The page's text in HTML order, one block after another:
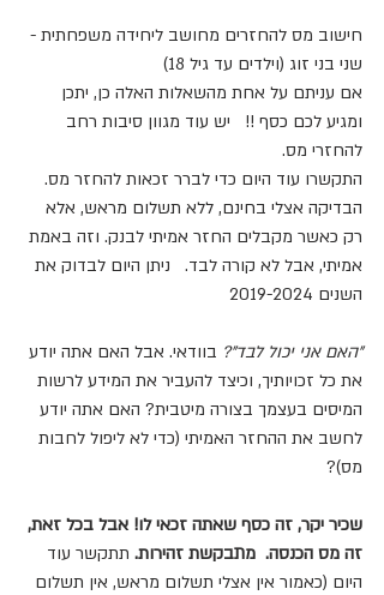
חישוב מס להחזרים מחושב ליחידה משפחתית -
שני בני זוג (וילדים עד גיל 18)
אם עניתם על אחת מהשאלות האלה כן, יתכן
ומגיע לכם כסף !!   יש עוד מגוון סיבות רחב
להחזרי מס.
התקשרו עוד היום כדי לברר זכאות להחזר מס.
הבדיקה אצלי בחינם, ללא תשלום מראש, אלא
רק כאשר מקבלים החזר אמיתי לבנק. וזה באמת
אמיתי, אבל לא קורה לבד.   ניתן היום לבדוק את
השנים 2019-2024
"האם אני יכול לבד"? בוודאי. אבל האם אתה יודע
את כל זכויותיך, וכיצד להעביר את המידע לרשות
המיסים בעצמך בצורה מיטבית? האם אתה יודע
לחשב את ההחזר האמיתי (כדי לא ליפול לחבות
מס)?
שכיר יקר, זה כסף שאתה זכאי לו! אבל בכל זאת,
זה מס הכנסה.  מתבקשת זהירות. תתקשר עוד
היום (כאמור אין אצלי תשלום מראש, אין תשלום